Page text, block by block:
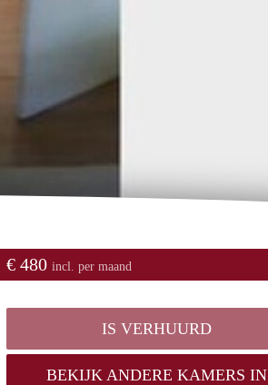
€ 480 incl. per maand
IS VERHUURD
BEKIJK ANDERE KAMERS IN